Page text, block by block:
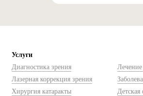
Услуги
Диагностика зрения
Лазерная коррекция зрения
Хирургия катаракты
Детская